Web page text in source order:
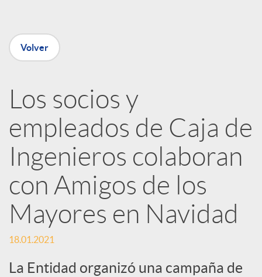
n
R
e
d
e
s
S
Volver
Los socios y
empleados de Caja de
Ingenieros colaboran
con Amigos de los
Mayores en Navidad
18.01.2021
La Entidad organizó una campaña de